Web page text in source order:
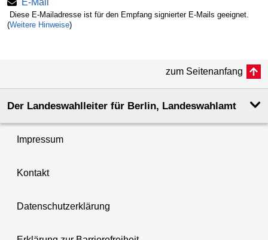
E-Mail
Diese E-Mailadresse ist für den Empfang signierter E-Mails geeignet.
(Weitere Hinweise)
zum Seitenanfang
Der Landeswahlleiter für Berlin, Landeswahlamt
Impressum
Kontakt
Datenschutzerklärung